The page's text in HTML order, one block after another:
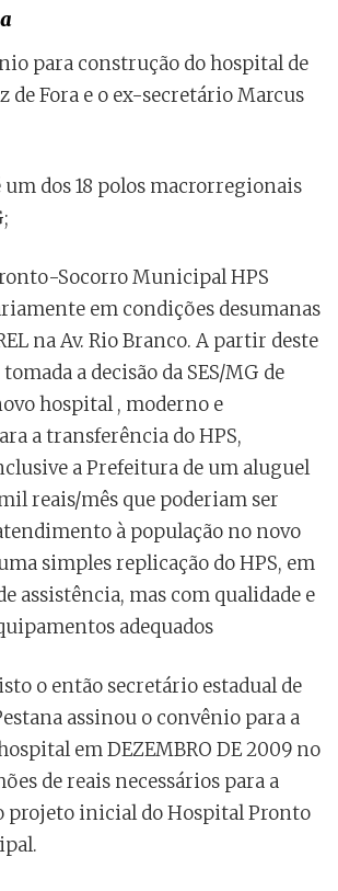
para construção do hospital de
de Fora e o ex-secretário Marcus
um dos 18 polos macrorregionais
Socorro Municipal HPS
em condições desumanas
na Av. Rio Branco. A partir deste
a decisão da SES/MG de
hospital , moderno e
a transferência do HPS,
a Prefeitura de um aluguel
reais/mês que poderiam ser
à população no novo
simples replicação do HPS, em
assistência, mas com qualidade e
adequados
o então secretário estadual de
assinou o convênio para a
em DEZEMBRO DE 2009 no
de reais necessários para a
projeto inicial do Hospital Pronto